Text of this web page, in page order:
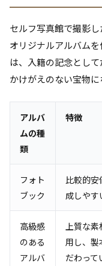
セルフ写真館で撮影
オリジナルアルバム
は、入籍の記念とし
かけがえのない宝物に
アルバ
ムの種
類
特徴
フォト
ブック
比較的安
成しやす
高級感
のある
アルバ
上質な
用し、製
だわって